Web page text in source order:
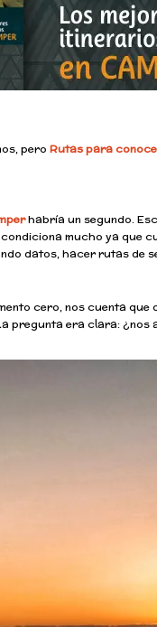
pero Rutas para
habría un segundo.
mucho ya que
datos, hacer rutas de
cero, nos cuenta que
pregunta era clara: ¿nos